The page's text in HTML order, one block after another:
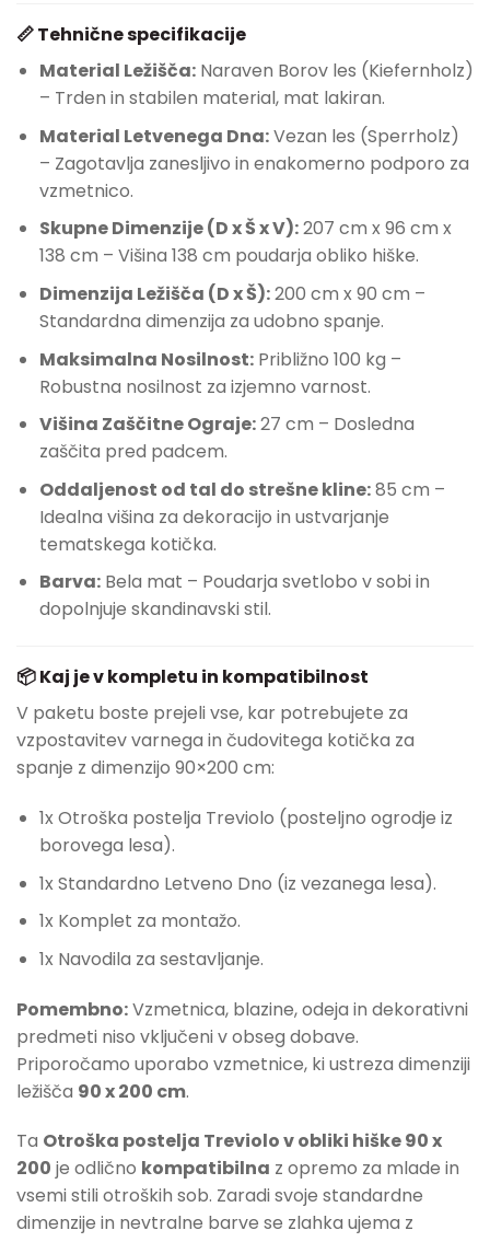
📏 Tehnične specifikacije
Material Ležišča:Naraven Borov les (Kiefernholz)
– Trden in stabilen material, mat lakiran.
Material Letvenega Dna:Vezan les (Sperrholz)
– Zagotavlja zanesljivo in enakomerno podporo za
vzmetnico.
Skupne Dimenzije (D x Š x V):207 cm x 96 cm x
138 cm – Višina 138 cm poudarja obliko hiške.
Dimenzija Ležišča (D x Š):200 cm x 90 cm –
Standardna dimenzija za udobno spanje.
Maksimalna Nosilnost:Približno 100 kg –
Robustna nosilnost za izjemno varnost.
Višina Zaščitne Ograje:27 cm – Dosledna
zaščita pred padcem.
Oddaljenost od tal do strešne kline:85 cm –
Idealna višina za dekoracijo in ustvarjanje
tematskega kotička.
Barva:Bela mat – Poudarja svetlobo v sobi in
dopolnjuje skandinavski stil.
📦 Kaj je v kompletu in kompatibilnost
V paketu boste prejeli vse, kar potrebujete za
vzpostavitev varnega in čudovitega kotička za
spanje z dimenzijo 90×200 cm:
1x Otroška postelja Treviolo (posteljno ogrodje iz
borovega lesa).
1x Standardno Letveno Dno (iz vezanega lesa).
1x Komplet za montažo.
1x Navodila za sestavljanje.
Pomembno:Vzmetnica, blazine, odeja in dekorativni
predmeti niso vključeni v obseg dobave.
Priporočamo uporabo vzmetnice, ki ustreza dimenziji
ležišča 90 x 200 cm.
Ta Otroška postelja Treviolo v obliki hiške 90 x
200 je odlično kompatibilna z opremo za mlade in
vsemi stili otroških sob. Zaradi svoje standardne
dimenzije in nevtralne barve se zlahka ujema z